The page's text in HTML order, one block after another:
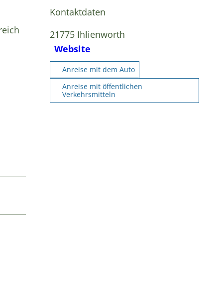
Kontaktdaten
21775 Ihlienworth
Website
Anreise mit dem Auto
Anreise mit öffentlichen
Verkehrsmitteln